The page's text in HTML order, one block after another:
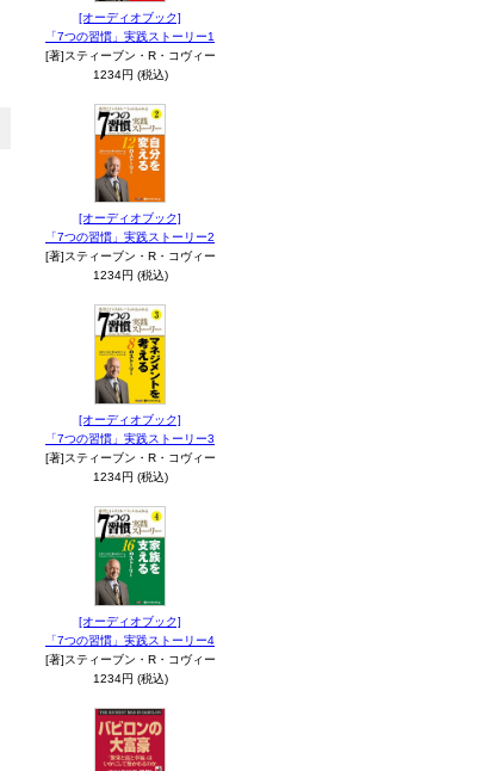
[オーディオブック]
「7つの習慣」実践ストーリー1
[著]スティーブン・R・コヴィー
1234円 (税込)
[オーディオブック]
「7つの習慣」実践ストーリー2
[著]スティーブン・R・コヴィー
1234円 (税込)
[オーディオブック]
「7つの習慣」実践ストーリー3
[著]スティーブン・R・コヴィー
1234円 (税込)
[オーディオブック]
「7つの習慣」実践ストーリー4
[著]スティーブン・R・コヴィー
1234円 (税込)